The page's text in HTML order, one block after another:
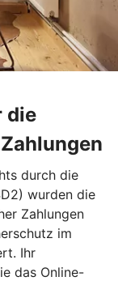
die
durch die
wurden die
Zahlungen
im
Ihr
das Online-